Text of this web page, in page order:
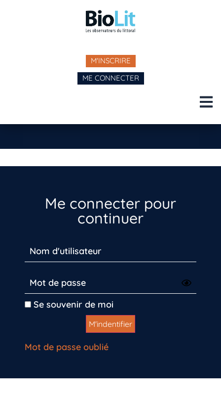
M'INSCRIRE
ME CONNECTER
Me connecter pour
continuer
Se souvenir de moi
Mot de passe oublié